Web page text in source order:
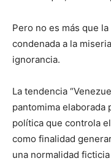
Pero no es más que
condenada a la
ignorancia.
La tendencia
pantomima elaborada
política que controla
como finalidad
una normalidad